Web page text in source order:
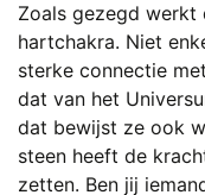
Zoals gezegd werkt
hartchakra. Niet
sterke connectie
dat van het
dat bewijst ze ook
steen heeft de
zetten. Ben jij